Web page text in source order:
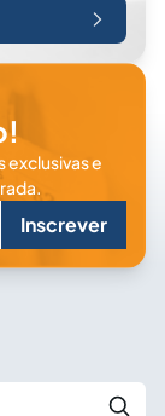
exclusivas e
Inscrever